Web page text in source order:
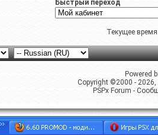
Быстрый переход
Текущее
Powered
Copyright ©2000 -
PSPx Forum -